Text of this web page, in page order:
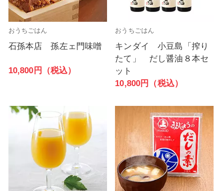
おうちごはん
石孫本店 孫左ェ門味噌
10,800円（税込）
おうちごはん
キンダイ 小豆島「搾り
たて」 だし醤油８本セ
ット
10,800円（税込）